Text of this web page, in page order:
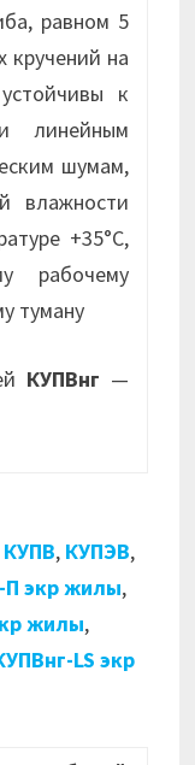
равном 5
кручений на
к
линейным
шумам,
влажности
+35°С,
рабочему
туману
КУПВнг —
КУПВ, КУПЭВ,
П экр жилы,
жилы,
LS экр